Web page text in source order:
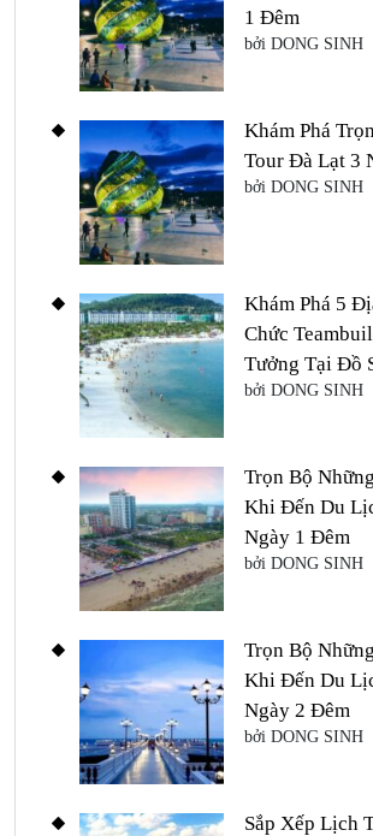
1 Đêm
bởi DONG SINH
Khám Phá
Tour Đà Lạt 3
bởi DONG SINH
Khám Phá 5
Chức
Tưởng Tại Đồ
bởi DONG SINH
Trọn Bộ
Khi Đến Du
Ngày 1 Đêm
bởi DONG SINH
Trọn Bộ
Khi Đến Du
Ngày 2 Đêm
bởi DONG SINH
Sắp Xếp Lịch